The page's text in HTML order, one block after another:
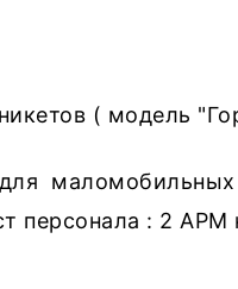
( модель
маломобильных
персонала : 2